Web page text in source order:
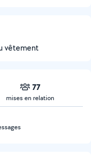
vêtement
77
mises en relation